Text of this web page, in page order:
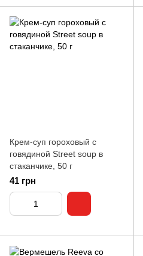
Крем-суп гороховый с
говядиной Street soup в
стаканчике, 50 г
41 грн